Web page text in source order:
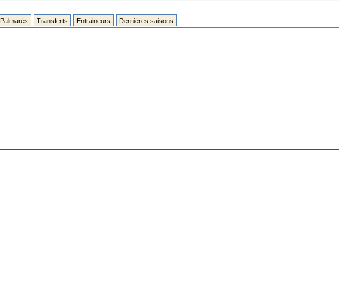
Palmarès Transferts Entraineurs Dernières saisons